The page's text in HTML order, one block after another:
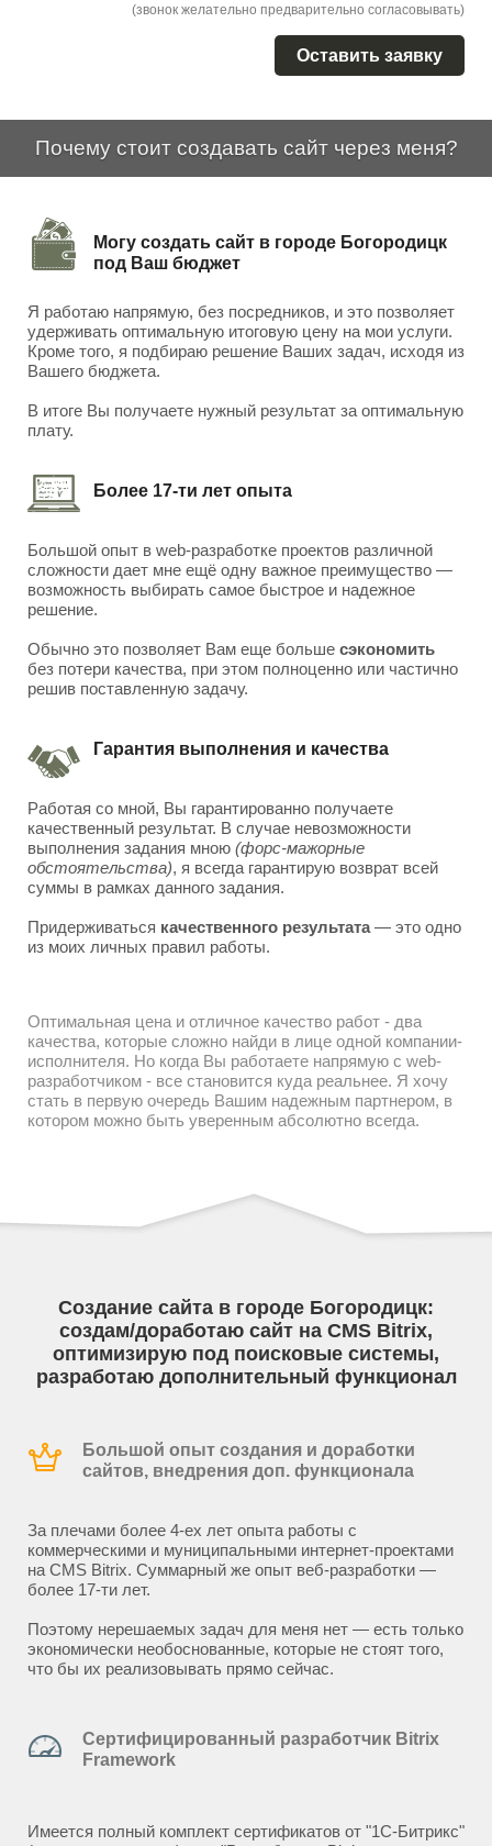
(звонок желательно предварительно согласовывать)
Оставить заявку
Почему стоит создавать сайт через меня?
Могу создать сайт в городе Богородицк
под Ваш бюджет
Я работаю напрямую, без посредников, и это позволяет
удерживать оптимальную итоговую цену на мои услуги.
Кроме того, я подбираю решение Ваших задач, исходя из
Вашего бюджета.
В итоге Вы получаете нужный результат за оптимальную
плату.
Более 17-ти лет опыта
Большой опыт в web-разработке проектов различной
сложности дает мне ещё одну важное преимущество —
возможность выбирать самое быстрое и надежное
решение.
Обычно это позволяет Вам еще больше сэкономить
без потери качества, при этом полноценно или частично
решив поставленную задачу.
Гарантия выполнения и качества
Работая со мной, Вы гарантированно получаете
качественный результат. В случае невозможности
выполнения задания мною (форс-мажорные
обстоятельства), я всегда гарантирую возврат всей
суммы в рамках данного задания.
Придерживаться качественного результата— это одно
из моих личных правил работы.
Оптимальная цена и отличное качество работ - два
качества, которые сложно найди в лице одной компании-
исполнителя. Но когда Вы работаете напрямую с web-
разработчиком - все становится куда реальнее. Я хочу
стать в первую очередь Вашим надежным партнером, в
котором можно быть уверенным абсолютно всегда.
Создание сайта в городе Богородицк:
создам/доработаю сайт на CMS Bitrix,
оптимизирую под поисковые системы,
разработаю дополнительный функционал
Большой опыт создания и доработки
сайтов, внедрения доп. функционала
За плечами более 4-ех лет опыта работы с
коммерческими и муниципальными интернет-проектами
на CMS Bitrix. Суммарный же опыт веб-разработки —
более 17-ти лет.
Поэтому нерешаемых задач для меня нет — есть только
экономически необоснованные, которые не стоят того,
что бы их реализовывать прямо сейчас.
Сертифицированный разработчик Bitrix
Framework
Имеется полный комплект сертификатов от "1С-Битрикс"